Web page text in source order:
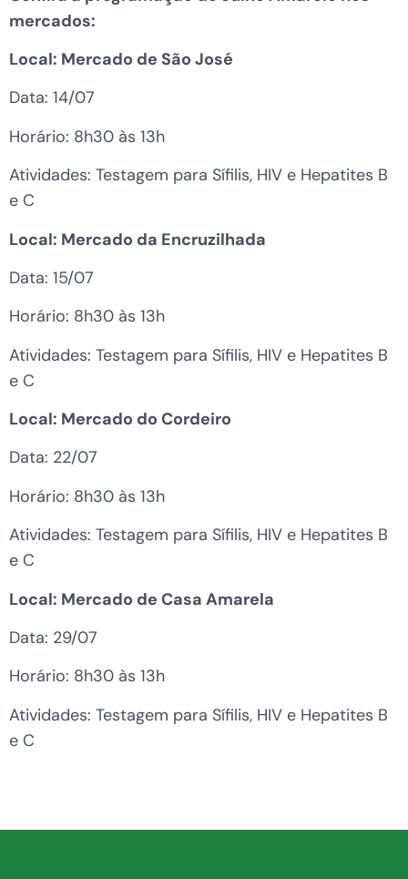
mercados:
Local: Mercado de São José
Data: 14/07
Horário: 8h30 às 13h
Atividades: Testagem para Sífilis, HIV e Hepatites B
e C
Local: Mercado da Encruzilhada
Data: 15/07
Horário: 8h30 às 13h
Atividades: Testagem para Sífilis, HIV e Hepatites B
e C
Local: Mercado do Cordeiro
Data: 22/07
Horário: 8h30 às 13h
Atividades: Testagem para Sífilis, HIV e Hepatites B
e C
Local: Mercado de Casa Amarela
Data: 29/07
Horário: 8h30 às 13h
Atividades: Testagem para Sífilis, HIV e Hepatites B
e C